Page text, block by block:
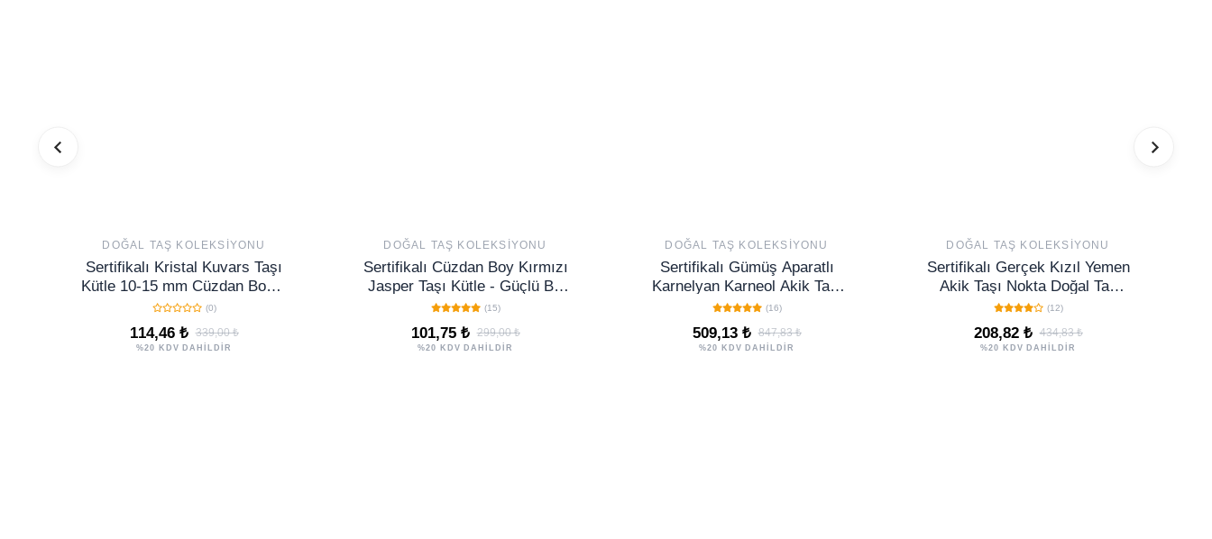
DOĞAL TAŞ KOLEKSIYONU
Sertifikalı Kristal Kuvars Taşı
Kütle 10-15 mm Cüzdan Boy –
Niyet Güçlendirme ve Denge
Taşı
(0)
114,46 ₺ 339,00 ₺
%20 KDV DAHİLDİR
DOĞAL TAŞ KOLEKSIYONU
Sertifikalı Cüzdan Boy Kırmızı
Jasper Taşı Kütle - Güçlü Bir
Duruş ve Kararlılık Kazandırır
(15)
101,75 ₺ 299,00 ₺
%20 KDV DAHİLDİR
DOĞAL TAŞ KOLEKSIYONU
Sertifikalı Gümüş Aparatlı
Karnelyan Karneol Akik Taşı
Bileklik(16)
509,13 ₺ 847,83 ₺
%20 KDV DAHİLDİR
DOĞAL TAŞ KOLEKSIYONU
Sertifikalı Gerçek Kızıl Yemen
Akik Taşı Nokta Doğal Taş
Küpe (12)
208,82 ₺ 434,83 ₺
%20 KDV DAHİLDİR